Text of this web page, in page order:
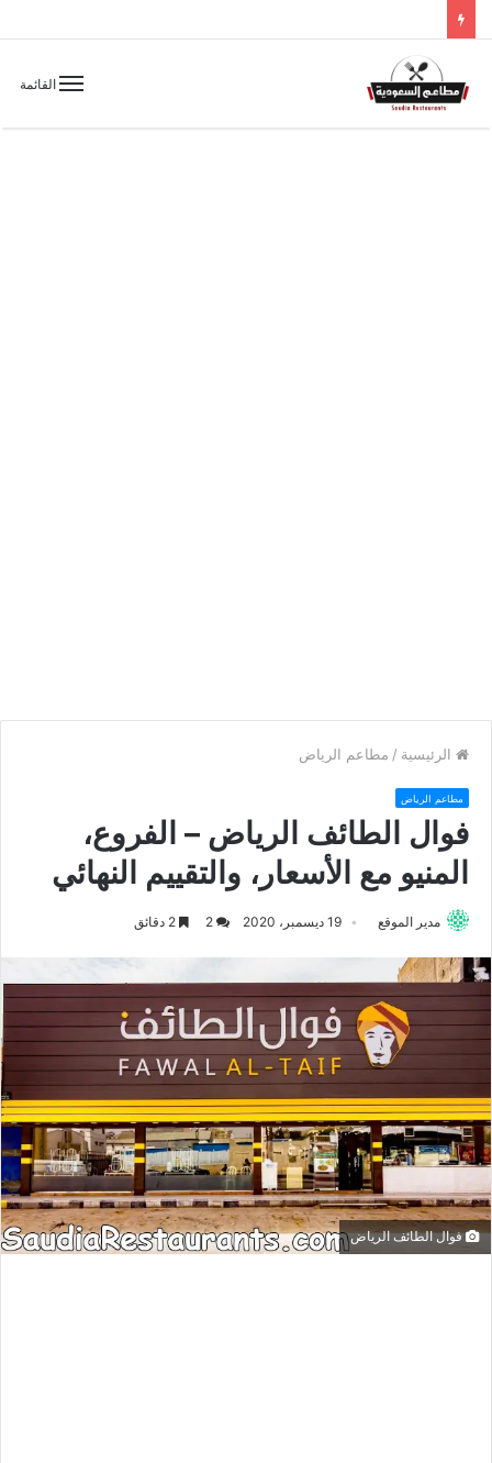
القائمة
الرئيسية / مطاعم الرياض
مطاعم الرياض
فوال الطائف الرياض – الفروع،
المنيو مع الأسعار، والتقييم النهائي
مدير الموقع 19 ديسمبر، 2020
فوال الطائف الرياض